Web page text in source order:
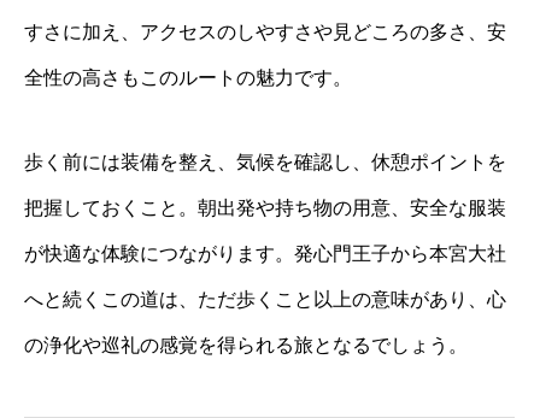
すさに加え、アクセスのしやすさや見どころの多さ、安
全性の高さもこのルートの魅力です。
歩く前には装備を整え、気候を確認し、休憩ポイントを
把握しておくこと。朝出発や持ち物の用意、安全な服装
が快適な体験につながります。発心門王子から本宮大社
へと続くこの道は、ただ歩くこと以上の意味があり、心
の浄化や巡礼の感覚を得られる旅となるでしょう。